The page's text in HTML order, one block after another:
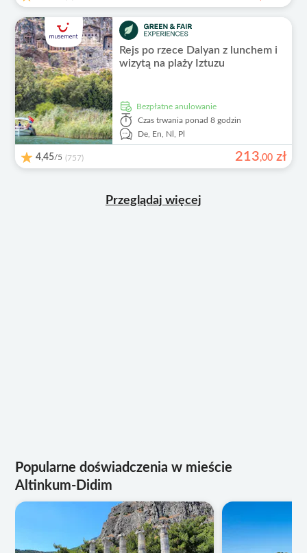
Rejs po rzece Dalyan z lunchem i
wizytą na plaży Iztuzu
Bezpłatne anulowanie
Czas trwania ponad 8 godzin
De, En, Nl, Pl
4,45/5 (757) 213,00 zł
Przeglądaj więcej
Popularne doświadczenia w mieście
Altinkum-Didim